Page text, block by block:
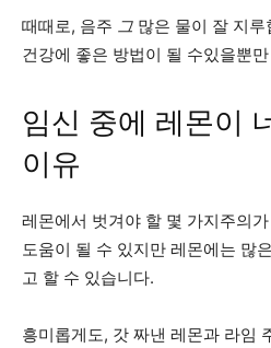
때때로, 음주 그 많은 물이 잘 지
건강에 좋은 방법이 될 수있을뿐
임신 중에 레몬이
이유
레몬에서 벗겨야 할 몇 가지주의
도움이 될 수 있지만 레몬에는 많
고 할 수 있습니다.
흥미롭게도, 갓 짜낸 레몬과 라임